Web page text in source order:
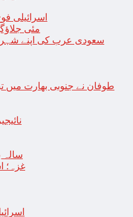
< >
9 مئی جلاؤگھیراؤ کیس: 8 پی ٹی آئی
سعودی عرب کی اپنے شہریوں کو پاکستان سمیت
طوفان نے جنوبی بھارت میں
19
غزہ؛ اسکولوں